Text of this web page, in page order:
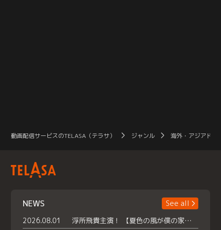
動画配信サービスのTELASA（テラサ） ジャンル 海外・アジアドラ
NEWS
See all
2026.08.01
浮所飛貴主演！ 【夏色の風が僕の家にやってきた】 本日よりテラサで独占配信スタート！